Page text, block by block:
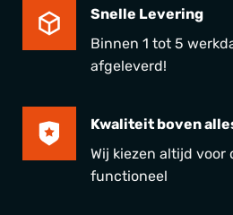
Snelle Levering
Binnen 1 tot 5
afgeleverd!
Kwaliteit boven
Wij kiezen altijd voor
functioneel